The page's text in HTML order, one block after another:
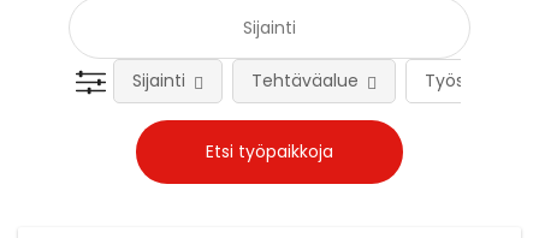
Työsuhteen
Sijainti Tehtäväalue